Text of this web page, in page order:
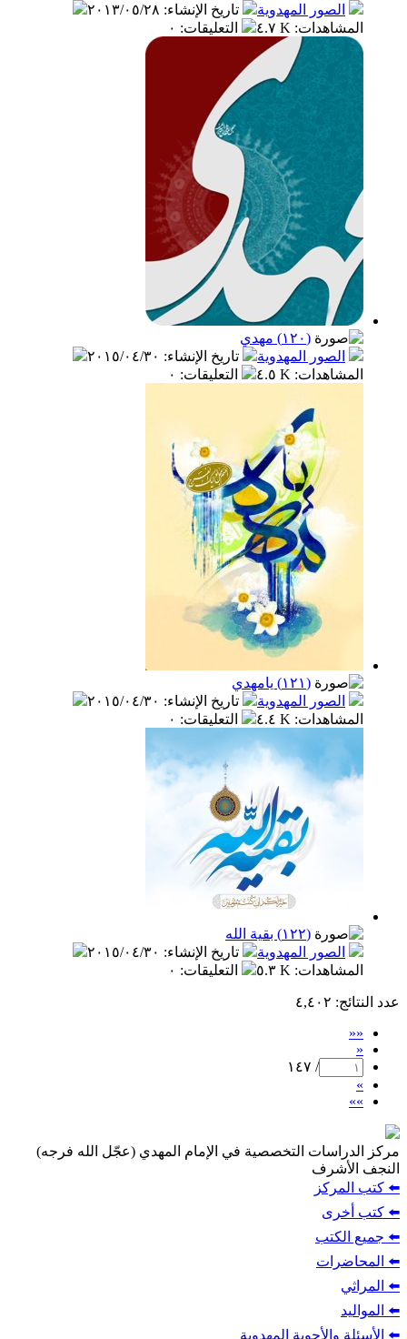
الصور المهدوية
تاريخ الإنشاء: ٢٠١٣/٠٥/٢٨
المشاهدات: ٤.٧ K التعليقات: ٠
(١٢٠) مهدي
الصور المهدوية
تاريخ الإنشاء: ٢٠١٥/٠٤/٣٠
المشاهدات: ٤.٥ K التعليقات: ٠
(١٢١) يامهدي
الصور المهدوية
تاريخ الإنشاء: ٢٠١٥/٠٤/٣٠
المشاهدات: ٤.٤ K التعليقات: ٠
(١٢٢) بقية الله
الصور المهدوية
تاريخ الإنشاء: ٢٠١٥/٠٤/٣٠
المشاهدات: ٥.٣ K التعليقات: ٠
عدد النتائج: ٤,٤٠٢
««
«
/ ١٤٧
»
»»
مركز الدراسات التخصصية في الإمام المهدي (عجّل الله فرجه)
النجف الأشرف
⬅️ كتب المركز
⬅️ كتب أخرى
⬅️ جميع الكتب
⬅️ المحاضرات
⬅️ المراثي
⬅️ المواليد
⬅️ الأسئلة والأجوبة المهدوية